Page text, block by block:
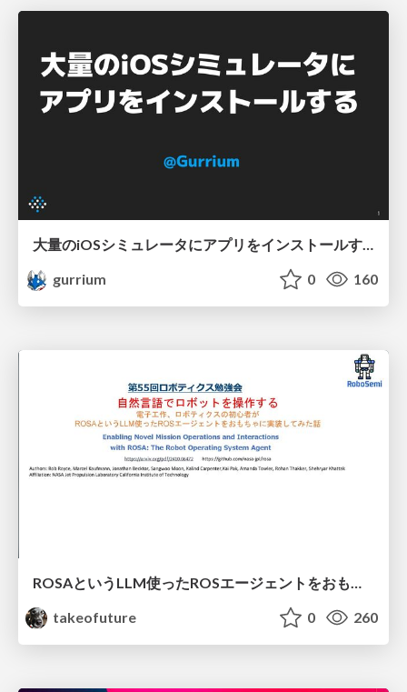
gurrium
0 160
ROSAというLLM使ったROSエージェントをおもちゃに実装してみた話
takeofuture
0 260